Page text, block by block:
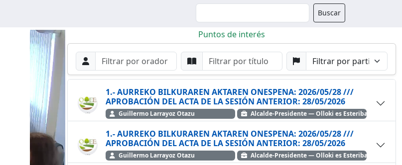
Buscador Buscar
Puntos de interés
Filtros de búsqueda
Buscar por Orador Buscar por Punto
Buscar por Partido
Buscar
1.- AURREKO BILKURAREN AKTAREN ONESPENA: 2026/05/28 ///
APROBACIÓN DEL ACTA DE LA SESIÓN ANTERIOR: 28/05/2026
Guillermo Larrayoz Otazu Alcalde-Presidente — Olloki es Esteribar
1.- AURREKO BILKURAREN AKTAREN ONESPENA: 2026/05/28 ///
APROBACIÓN DEL ACTA DE LA SESIÓN ANTERIOR: 28/05/2026
Guillermo Larrayoz Otazu Alcalde-Presidente — Olloki es Esteribar